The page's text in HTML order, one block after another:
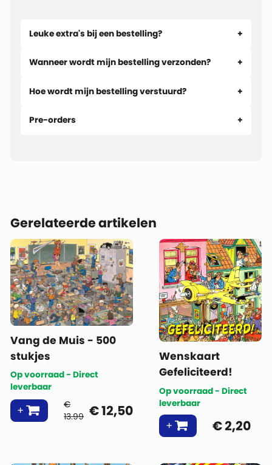
Leuke extra's bij een bestelling?
Wanneer wordt mijn bestelling verzonden?
Hoe wordt mijn bestelling verstuurd?
Pre-orders
Gerelateerde artikelen
Vang de Muis - 500
stukjes
Op voorraad - Direct
leverbaar
€
13.99 €12,50
Wenskaart
Gefeliciteerd!
Op voorraad - Direct
leverbaar
€2,20